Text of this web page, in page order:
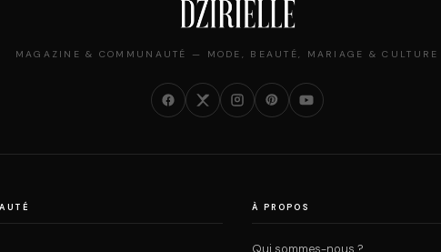
MAGAZINE & COMMUNAUTÉ — MODE, BEAUTÉ, MARIAGE & CULTURE
À PROPOS